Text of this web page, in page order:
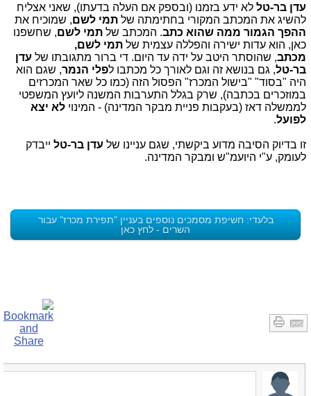
עדן בר-טל לא ידע בזמנו (ובספק אם העלה בדעתו), שאני אצליח
להשיג את המכתב המקורי בחתימתה של תמי לשם, שמוכיח את
ההפך הגמור ממה שהוא כתב. המכתב של תמי לשם, שחשפנו
כאן, הוא עדות ישירה והפללה עצמית של תמי לשם,
מכתב, שהוסתר היטב על ידה עד היום. די ברור מתגובתו של עדן
בר-טל, גם בנושא זה וגם לאורך כל מכתבו לפלי הנמר, שגם הוא
היה "בסוד" "בישול המכרז" הפסול הזה (כמו כל שאר המכרזים
במוזכרים בכתבה), שרק בגלל התערבות המשנה ליועץ המשפטי
לממשלה דאז (בעקבות פניית מבקר המדינה) - המינוי לא יצא
לפועל.
זו בדיוק הסיבה מדוע ביקשתי, שגם עניינו של עדן בר-טל ייבדק
לעומק, ע"י היועמ"ש ומבקר המדינה.
בלעדי: חשיפת מסמכים נוספים בעניין "תפירת מכרז" עבור
השרים - לחץ כאן